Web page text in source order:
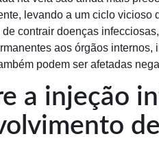
levando a um ciclo vicioso
contrair doenças
aos órgãos internos,
podem ser afetadas
a injeção
de